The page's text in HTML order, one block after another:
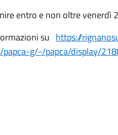
entro e non oltre venerdì
su https://
g/-/papca/display/